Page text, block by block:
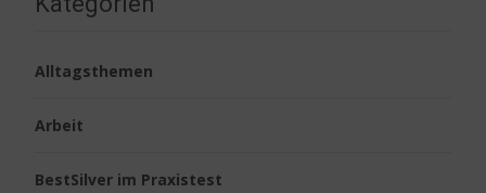
Alltagsthemen
Arbeit
BestSilver im Praxistest